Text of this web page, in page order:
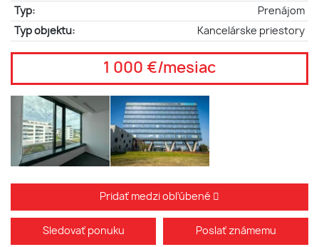
Typ:
Prenájom
Typ objektu:
Kancelárske priestory
1 000 €/mesiac
Pridať medzi obľúbené
Sledovať ponuku Poslať známemu